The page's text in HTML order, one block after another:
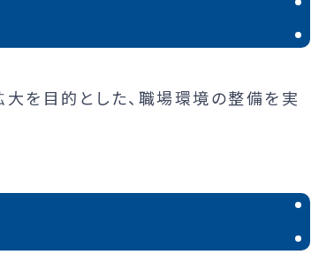
を目的とした、職場環境の整備を実